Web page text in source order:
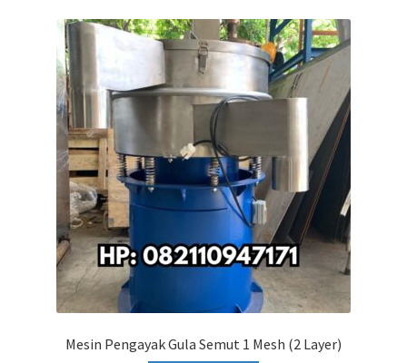
Sample Page
Mesin Pengayak Gula Semut 1 Mesh (2 Layer)